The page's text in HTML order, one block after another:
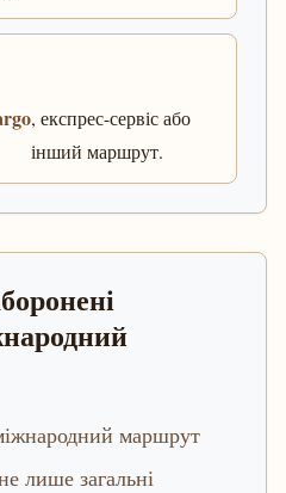
, експрес-сервіс або
інший маршрут.
маршрут
лише загальні